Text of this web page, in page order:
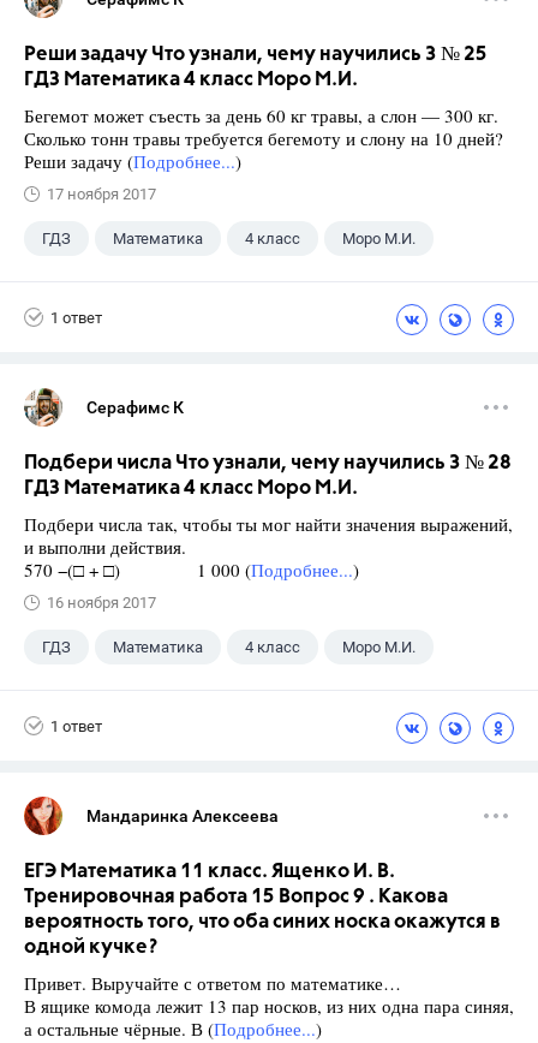
Реши задачу Что узнали, чему научились 3 № 25
ГДЗ Математика 4 класс Моро М.И.
Бегемот может съесть за день 60 кг травы, а слон — 300 кг.
Сколько тонн травы требуется бегемоту и слону на 10 дней?
Реши задачу (Подробнее...)
17 ноября 2017
ГДЗ Математика 4 класс Моро М.И.
1 ответ
Серафимс К
Подбери числа Что узнали, чему научились 3 № 28
ГДЗ Математика 4 класс Моро М.И.
Подбери числа так, чтобы ты мог найти значения выражений,
и выполни действия.
570 −(□ + □) 1 000 (Подробнее...)
16 ноября 2017
ГДЗ Математика 4 класс Моро М.И.
1 ответ
Мандаринка Алексеева
ЕГЭ Математика 11 класс. Ященко И. В.
Тренировочная работа 15 Вопрос 9 . Какова
вероятность того, что оба синих носка окажутся в
одной кучке?
Привет. Выручайте с ответом по математике…
В ящике комода лежит 13 пар носков, из них одна пара синяя,
а остальные чёрные. В (Подробнее...)